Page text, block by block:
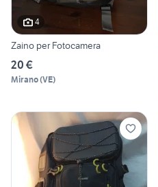
4
Zaino per Fotocamera
20 €
Mirano(VE)